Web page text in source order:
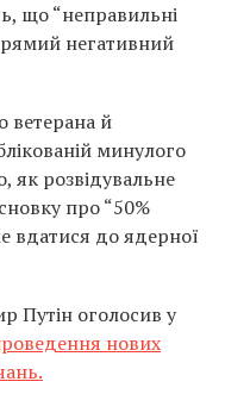
що “неправильні
негативний
ветерана й
минулого
як розвідувальне
про “50%
вдатися до ядерної
Путін оголосив у
нових